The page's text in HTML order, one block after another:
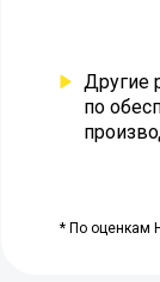
Другие
по
* По оценкам